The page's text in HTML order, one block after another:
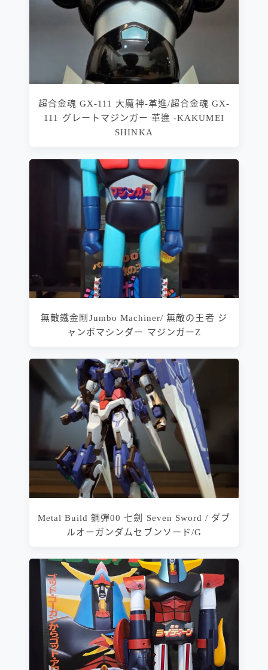
超合金魂 GX-111 大魔神-革進/超合金魂 GX-
111 グレートマジンガー 革進 -KAKUMEI
SHINKA
無敵鐵金剛Jumbo Machiner/ 無敵の王者 ジ
ャンボマシンダー マジンガーZ
Metal Build 鋼彈00 七劍 Seven Sword / ダブ
ルオーガンダムセブンソード/G